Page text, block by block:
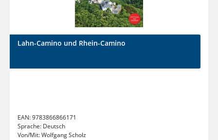
Lahn-Camino und Rhein-Camino
EAN:9783866866171
Sprache: Deutsch
Von/Mit:Wolfgang Scholz